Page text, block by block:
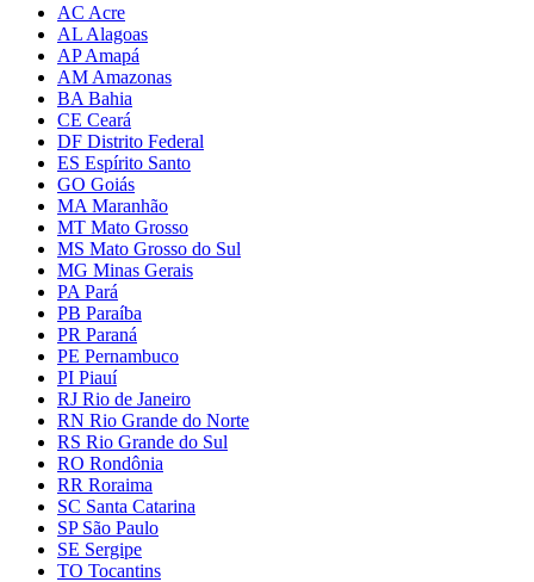
AC Acre
AL Alagoas
AP Amapá
AM Amazonas
BA Bahia
CE Ceará
DF Distrito Federal
ES Espírito Santo
GO Goiás
MA Maranhão
MT Mato Grosso
MS Mato Grosso do Sul
MG Minas Gerais
PA Pará
PB Paraíba
PR Paraná
PE Pernambuco
PI Piauí
RJ Rio de Janeiro
RN Rio Grande do Norte
RS Rio Grande do Sul
RO Rondônia
RR Roraima
SC Santa Catarina
SP São Paulo
SE Sergipe
TO Tocantins